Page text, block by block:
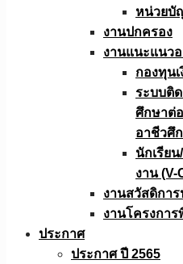
หน่วยบั
งานปกครอง
งานแนะแนว
กองทุน
ระบบติ
ศึกษาต่
อาชีวศึ
นักเรีย
งาน (V-
งานสวัสดิกา
งานโครงการ
ประกาศ
ประกาศ ปี 2565